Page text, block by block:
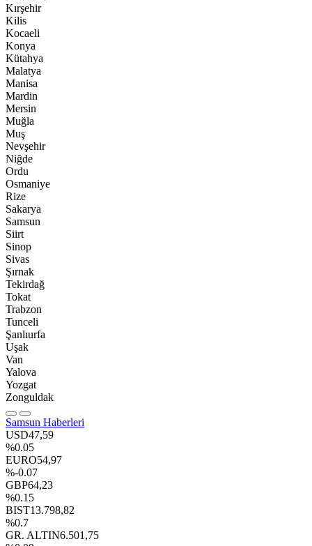
Kırşehir
Kilis
Kocaeli
Konya
Kütahya
Malatya
Manisa
Mardin
Mersin
Muğla
Muş
Nevşehir
Niğde
Ordu
Osmaniye
Rize
Sakarya
Samsun
Siirt
Sinop
Sivas
Şırnak
Tekirdağ
Tokat
Trabzon
Tunceli
Şanlıurfa
Uşak
Van
Yalova
Yozgat
Zonguldak
Samsun Haberleri
USD47,59
%0.05
EURO54,97
%-0.07
GBP64,23
%0.15
BIST13.798,82
%0.7
GR. ALTIN6.501,75